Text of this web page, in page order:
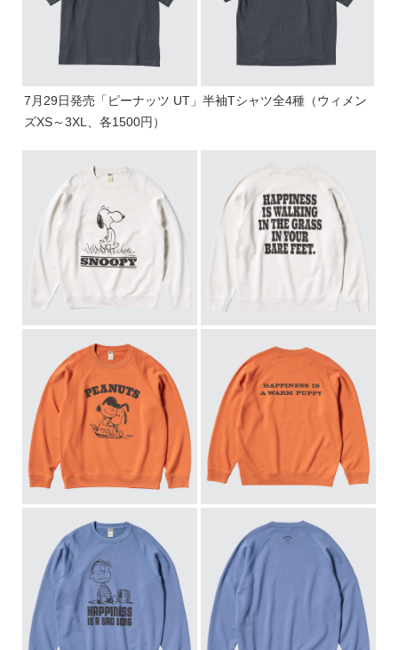
7月29日発売「ピーナッツ UT」半袖Tシャツ全4種（ウィメン
ズXS～3XL、各1500円）